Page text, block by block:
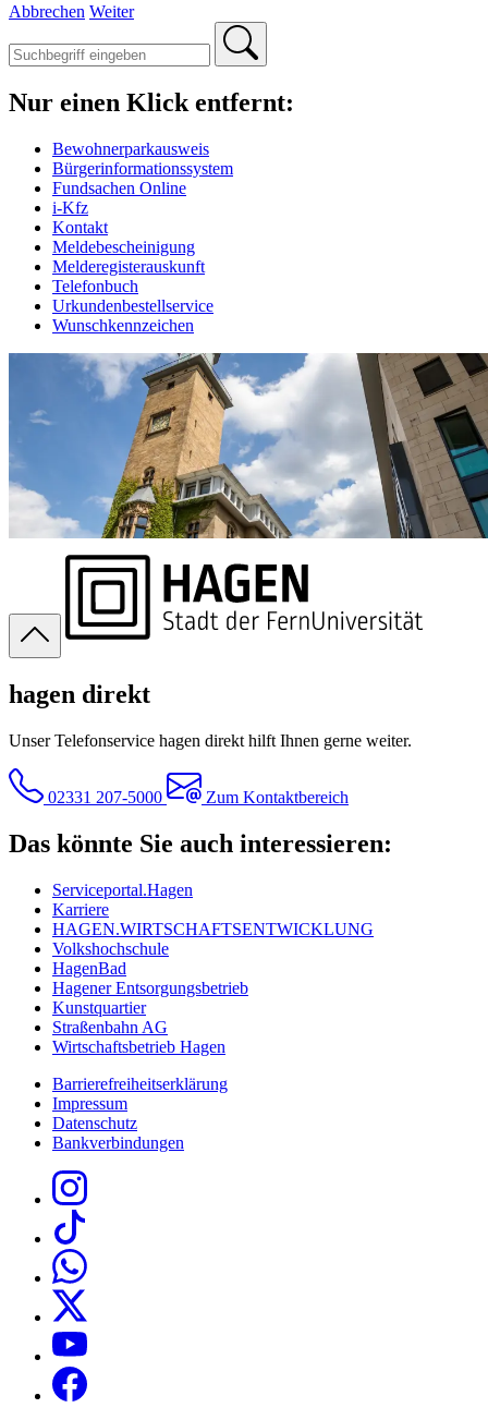
Abbrechen Weiter
Nur einen Klick entfernt:
Bewohnerparkausweis
Bürgerinformationssystem
Fundsachen Online
i-Kfz
Kontakt
Meldebescheinigung
Melderegisterauskunft
Telefonbuch
Urkundenbestellservice
Wunschkennzeichen
hagen direkt
Unser Telefonservice hagen direkt hilft Ihnen gerne weiter.
02331 207-5000 Zum Kontaktbereich
Das könnte Sie auch interessieren:
Serviceportal.Hagen
Karriere
HAGEN.WIRTSCHAFTSENTWICKLUNG
Volkshochschule
HagenBad
Hagener Entsorgungsbetrieb
Kunstquartier
Straßenbahn AG
Wirtschaftsbetrieb Hagen
Barrierefreiheitserklärung
Impressum
Datenschutz
Bankverbindungen